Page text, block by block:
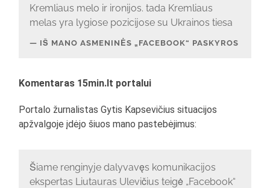
Kremliaus melo ir ironijos. tada Kremliaus
melas yra lygiose pozicijose su Ukrainos tiesa
IŠ MANO ASMENINĖS „FACEBOOK“ PASKYROS
Komentaras 15min.lt portalui
Portalo žurnalistas Gytis Kapsevičius situacijos
apžvalgoje įdėjo šiuos mano pastebėjimus:
Šiame renginyje dalyvavęs komunikacijos
ekspertas Liutauras Ulevičius teigė „Facebook“